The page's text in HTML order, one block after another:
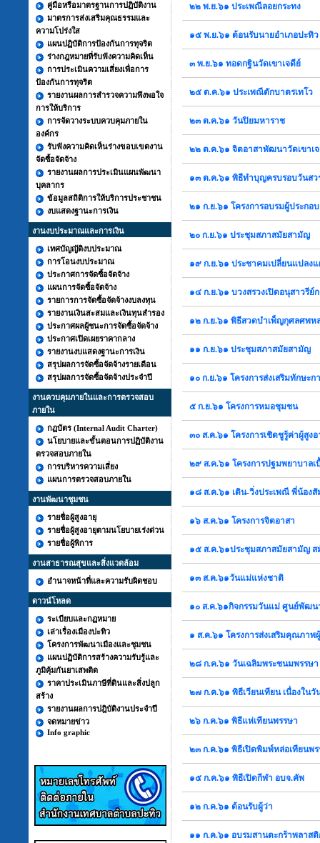
คู่มือหรือมาตรฐานการปฏิบัติงาน
มาตรการส่งเสริมคุณธรรมและ
ความโปร่งใส
แผนปฏิบัติการป้องกันการทุจริต
ร่างกฎหมายที่รับฟังความคิดเห็น
การประเมินความเสี่ยงเพื่อการ
ป้องกันการทุจริต
รายงานผลการสำรวจความพึงพอใจ
การให้บริการ
การจัดวางระบบควบคุมภายใน
องค์กร
รับฟังความคิดเห็นร่างขอบเขตงาน
จัดซื้อจัดจ้าง
รายงานผลการประเมินแผนพัฒนา
บุคลากร
ข้อมูลสถิติการให้บริการประชาชน
งบแสดงฐานะการเงิน
งานงบประมาณและการเงิน
เทศบัญญัติงบประมาณ
การโอนงบประมาณ
ประกาศการจัดซื้อจัดจ้าง
แผนการจัดซื้อจัดจ้าง
รายการการจัดซื้อจัดจ้างงบลงทุน
รายงานเงินสะสมและเงินทุนสำรอง
ประกาศผลผู้ชนะการจัดซื้อจัดจ้าง
ประกาศเปิดเผยราคากลาง
รายงานงบแสดงฐานะการเงิน
สรุปผลการจัดซื้อจัดจ้างรายเดือน
สรุปผลการจัดซื้อจัดจ้างประจำปี
งานควบคุมภายในและการตรวจสอบ
ภายใน
กฏบัตร (Internal Audit Charter)
นโยบายและขั้นตอนการปฏิบัติงาน
ตรวจสอบภายใน
การบริหารความเสี่ยง
แผนการตรวจสอบภายใน
งานพัฒนาชุมชน
รายชื่อผู้สูงอายุ
รายชื่อผู้สูงอายุตามนโยบายเร่งด่วน
รายชื่อผู้พิการ
งานสาธารณสุขและสิ่งแวดล้อม
อำนาจหน้าที่และความรับผิดชอบ
ดาวน์โหลด
ระเบียบและกฏหมาย
เล่าเรื่องเมืองปะทิว
โครงการพัฒนาเมืองและชุมชน
แผนปฏิบัติการสร้างความรับรู้และ
ภูมิคุ้มกันยาเสพติด
ราคาประเมินภาษีที่ดินและสิ่งปลูก
สร้าง
รายงานผลการปฎิบัติงานประจำปี
จดหมายข่าว
Info graphic
๒๒ พ.ย.๖๑ ประเพณีลอยกระทง
๑๕ พ.ย.๖๑ ต้อนรับนายอำเภอปะทิว
๓ พ.ย.๖๑ ทอดกฐินวัดเขาเจดีย์
๒๕ ต.ค.๖๑ ประเพณีตักบาตรเทโว
๒๓ ต.ค.๖๑ วันปิยมหาราช
๒๒ ต.ค.๖๑ จิตอาสาพัฒนาวัดเขาเ
๑๓ ต.ค.๖๑ พิธีทำบุญครบรอบวันสว
๒๑ ก.ย.๖๑ โครงการอบรมผู้ประกอ
๒๐ ก.ย.๖๑ ประชุมสภาสมัยสามัญ
๑๙ ก.ย.๖๑ ประชาคมเปลี่ยนแปลง
๑๔ ก.ย.๖๑ บวงสรวงเปิดอนุสาวรีย์
๑๒ ก.ย.๖๑ พิธีสวดบำเพ็ญกุศลศพห
๑๑ ก.ย.๖๑ ประชุมสภาสมัยสามัญ
๑๐ ก.ย.๖๑ โครงการส่งเสริมทักษะก
๕ ก.ย.๖๑ โครงการหมอชุมชน
๓๐ ส.ค.๖๑ โครงการเชิดชูรู้ค่าผู้สูง
๒๙ ส.ค.๖๑ โครงการปฐมพยาบาลเ
๑๘ ส.ค.๖๑ เดิน-วิ่งประเพณี พี่น้อง
๑๖ ส.ค.๖๑ โครงการจิตอาสา
๑๕ ส.ค.๖๑ประชุมสภาสมัยสามัญ ส
๑๓ ส.ค.๖๑วันแม่แห่งชาติ
๑๐ ส.ค.๖๑กิจกรรมวันแม่ ศูนย์พัฒน
๑ ส.ค.๖๑ โครงการส่งเสริมคุณภาพ
๒๘ ก.ค.๖๑ วันเฉลิมพระชนมพรรษา
๒๗ ก.ค.๖๑ พิธีเวียนเทียน เนื่องใน
๒๖ ก.ค.๖๑ พิธีแห่เทียนพรรษา
๒๓ ก.ค.๖๑ พิธีเปิดพิมพ์หล่อเทียนพร
๑๕ ก.ค.๖๑ พิธีเปิดกีฬา อบจ.คัพ
๑๒ ก.ค.๖๑ ต้อนรับผู้ว่า
๑๑ ก.ค.๖๑ อบรมสานตะกร้าพลาสติ